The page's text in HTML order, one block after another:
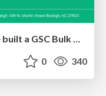
Noah Learner - AI + Me: how we built a GSC Bulk Export data pipeline
0 340